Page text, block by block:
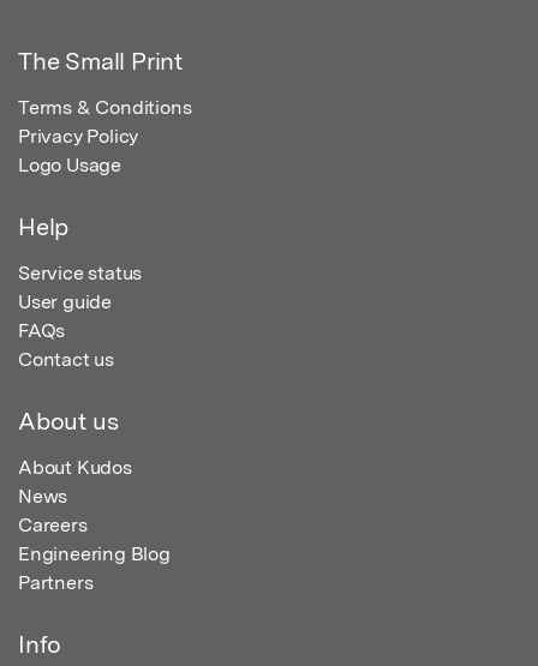
The Small Print
Terms & Conditions
Privacy Policy
Logo Usage
Help
Service status
User guide
FAQs
Contact us
About us
About Kudos
News
Careers
Engineering Blog
Partners
Info